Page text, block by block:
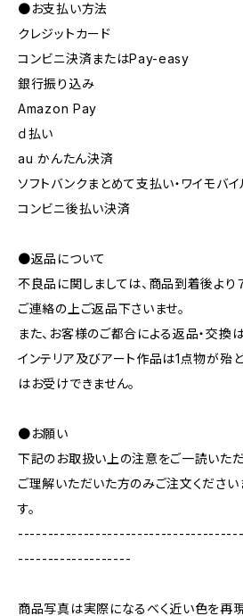
●お支払い方法
クレジットカード
コンビニ決済またはPay-easy
銀行振り込み
Amazon Pay
ｄ払い
au かんたん決済
ソフトバンクまとめて支払い・ワイモバ
コンビニ後払い決済
●返品について
不良品に関しましては、商品到着後より
ご連絡の上ご返品下さいませ。
また、お客様のご都合による返品・交換
インテリア及びアート作品は1点物が殆
はお受けできません。
●お願い
下記のお取扱い上の注意をご一読いた
ご理解いただいた方のみご注文くださ
す。
-------------------
商品写真は実際になるべく近い色を再現